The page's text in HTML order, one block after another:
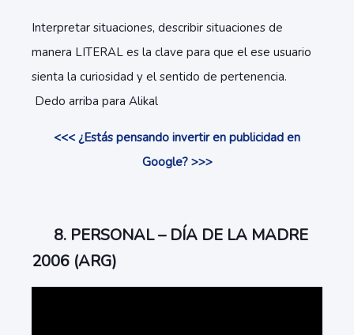
Interpretar situaciones, describir situaciones de
manera LITERAL es la clave para que el ese usuario
sienta la curiosidad y el sentido de pertenencia.
Dedo arriba para Alikal
<<< ¿Estás pensando invertir en publicidad en
Google? >>>
8. PERSONAL – DÍA DE LA MADRE
2006 (ARG)